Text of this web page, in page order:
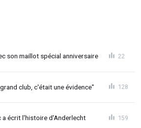
son maillot spécial anniversaire 22
club, c'était une évidence" 128
a écrit l'histoire d'Anderlecht 159